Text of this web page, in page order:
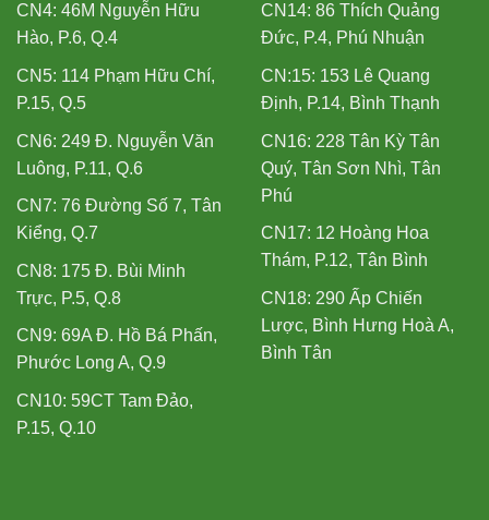
CN4: 46M Nguyễn Hữu
Hào, P.6, Q.4
CN5: 114 Phạm Hữu Chí,
P.15, Q.5
CN6: 249 Đ. Nguyễn Văn
Luông, P.11, Q.6
CN7: 76 Đường Số 7, Tân
Kiểng, Q.7
CN8: 175 Đ. Bùi Minh
Trực, P.5, Q.8
CN9: 69A Đ. Hồ Bá Phấn,
Phước Long A, Q.9
CN10: 59CT Tam Đảo,
P.15, Q.10
CN14: 86 Thích Quảng
Đức, P.4, Phú Nhuận
CN:15: 153 Lê Quang
Định, P.14, Bình Thạnh
CN16: 228 Tân Kỳ Tân
Quý, Tân Sơn Nhì, Tân
Phú
CN17: 12 Hoàng Hoa
Thám, P.12, Tân Bình
CN18: 290 Ấp Chiến
Lược, Bình Hưng Hoà A,
Bình Tân